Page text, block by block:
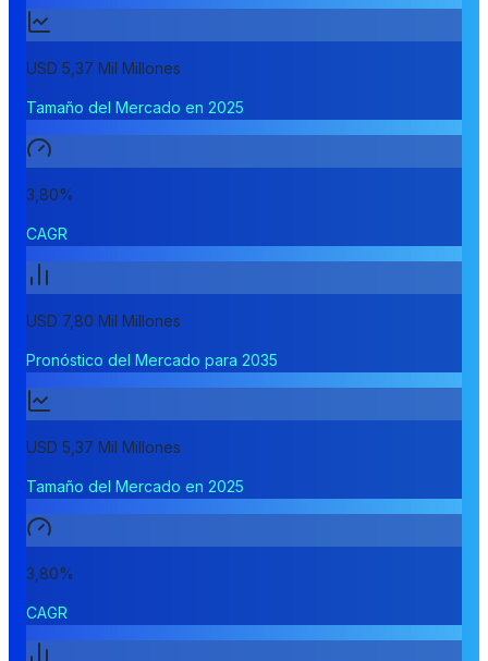
USD 5,37 Mil Millones
Tamaño del Mercado en 2025
3,80%
CAGR
USD 7,80 Mil Millones
Pronóstico del Mercado para 2035
USD 5,37 Mil Millones
Tamaño del Mercado en 2025
3,80%
CAGR